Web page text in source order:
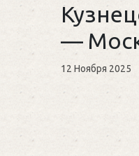
—
12 Ноября 2025